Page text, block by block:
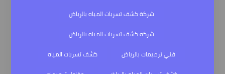
شركة كشف تسربات المياه بالرياض
شركه كشف تسربات المياه بالرياض
فني ترميمات بالرياض
كشف تسربات المياه